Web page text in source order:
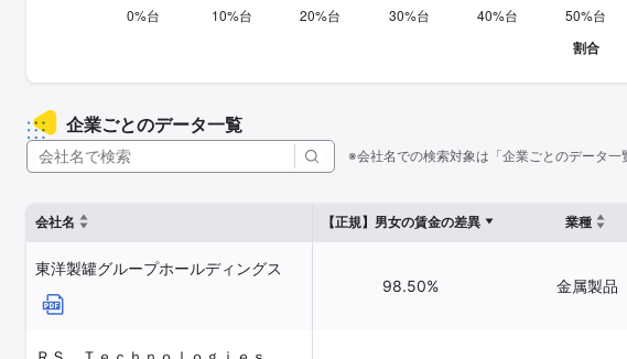
企業ごとのデータ一覧
※会社名での検索対象は「企業ごとのデータ一
会社名 【正規】男女の賃金の差異 業種
東洋製罐グループホールディングス
98.50%
金属製品